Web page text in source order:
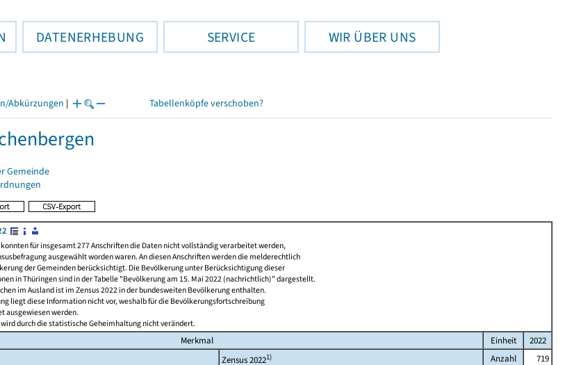
DATENERHEBUNG SERVICE WIR ÜBER UNS
Abkürzungen | Tabellenköpfe verschoben?
Gemeinde
für insgesamt 277 Anschriften die Daten nicht vollständig verarbeitet werden,
ausgewählt worden waren. An diesen Anschriften werden die melderechtlich
der Gemeinden berücksichtigt. Die Bevölkerung unter Berücksichtigung dieser
in Thüringen sind in der Tabelle "Bevölkerung am 15. Mai 2022 (nachrichtlich)" dargestellt.
im Ausland ist im Zensus 2022 in der bundesweiten Bevölkerung enthalten.
liegt diese Information nicht vor, weshalb für die Bevölkerungsfortschreibung
ausgewiesen werden.
durch die statistische Geheimhaltung nicht verändert.
Merkmal Einheit
2022
Zensus 20221) Anzahl
719